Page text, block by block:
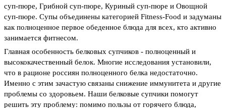
суп-пюре, Грибной суп-пюре, Куриный суп-пюре и Овощной
суп-пюре. Супы объединены категорией Fitness-Food и задуманы
как полноценное первое обеденное блюда для всех, кто активно
занимается фитнесом.
Главная особенность белковых супчиков - полноценный и
высококачественный белок. Многие исследования установили,
что в рационе россиян полноценного белка недостаточно.
Именно с этим зачастую связаны снижение иммунитета и другие
проблемы со здоровьем. Наши белковые супчики помогут
решить эту проблему: помимо пользы от горячего блюда,